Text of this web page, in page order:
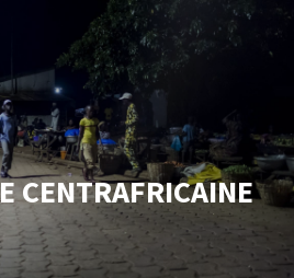
CENTRAFRICAINE